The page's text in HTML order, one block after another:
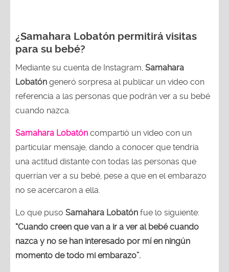
¿Samahara Lobatón permitirá visitas
para su bebé?
Mediante su cuenta de Instagram, Samahara
Lobatón generó sorpresa al publicar un video con
referencia a las personas que podrán ver a su bebé
cuando nazca.
Samahara Lobatón compartió un video con un
particular mensaje, dando a conocer que tendría
una actitud distante con todas las personas que
querrían ver a su bebé, pese a que en el embarazo
no se acercaron a ella.
Lo que puso Samahara Lobatón fue lo siguiente:
“Cuando creen que van a ir a ver al bebé cuando
nazca y no se han interesado por mí en ningún
momento de todo mi embarazo”.